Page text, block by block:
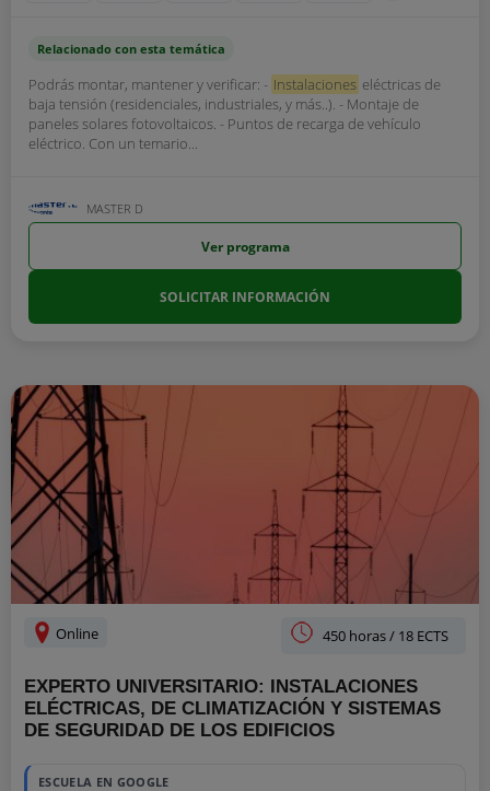
Relacionado con esta temática
Podrás montar, mantener y verificar: - Instalaciones eléctricas de
baja tensión (residenciales, industriales, y más..). - Montaje de
paneles solares fotovoltaicos. - Puntos de recarga de vehículo
eléctrico. Con un temario...
MASTER D
Ver programa
SOLICITAR INFORMACIÓN
Online 450 horas / 18 ECTS
EXPERTO UNIVERSITARIO: INSTALACIONES
ELÉCTRICAS, DE CLIMATIZACIÓN Y SISTEMAS
DE SEGURIDAD DE LOS EDIFICIOS
ESCUELA EN GOOGLE